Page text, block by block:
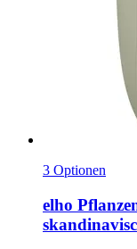
3 Optionen
elho